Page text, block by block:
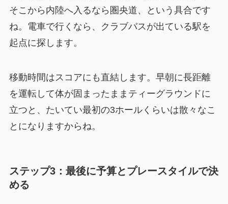
そこから内陸へ入るなら圏央道、という具合です
ね。電車で行くなら、クラブバスが出ている駅を
起点に探します。
移動時間はスコアにも直結します。早朝に長距離
を運転して体が固まったままティーグラウンドに
立つと、たいてい最初の3ホールくらいは散々なこ
とになりますからね。
ステップ3：最後に予算とプレースタイルで決
める